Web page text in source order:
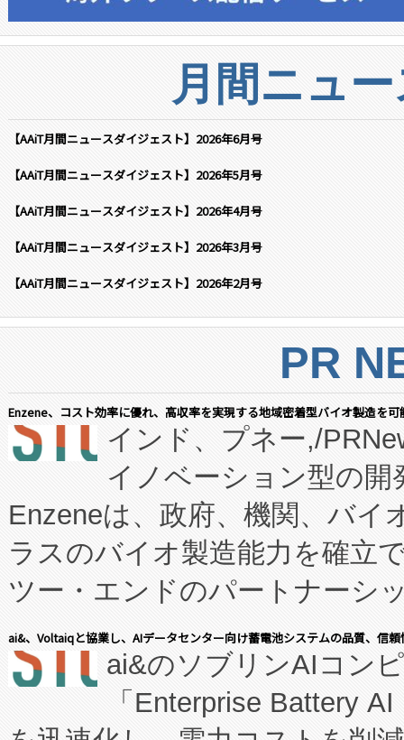
月間ニュ
【AAiT月間ニュースダイジェスト】2026年6月号
【AAiT月間ニュースダイジェスト】2026年5月号
【AAiT月間ニュースダイジェスト】2026年4月号
【AAiT月間ニュースダイジェスト】2026年3月号
【AAiT月間ニュースダイジェスト】2026年2月号
PR
Enzene、コスト効率に優れ、高収率を実現する地域密着型バイオ製造を
インド、プネー,/
イノベーション型の
Enzeneは、政府、機関、バイ
ラスのバイオ製造能力を確立
ツー・エンドのパートナーシ
表しました。 同社の実績ある
manufacturing™ (FCCM™) プ
たNeXは、バイオ医薬品製造
ai&、Voltaiqと協業し、AIデータセンター向け蓄電池システムの品質、信
ai&のソブリンAIコン
「Enterprise Battery